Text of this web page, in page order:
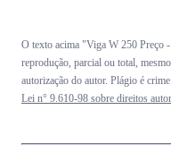
O texto acima "Viga W 250 Preço
reprodução, parcial ou total,
autorização do autor. Plágio é
Lei n° 9.610-98 sobre direitos